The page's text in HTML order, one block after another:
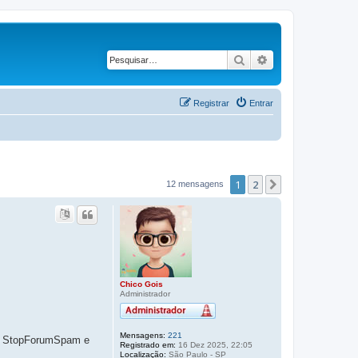
Pesquisar
Entrar
Registrar
12 mensagens 1 2
Chico Gois
Administrador
Mensagens: 221
Registrado em: 16 Dez 2025, 22:05
Localização: São Paulo - SP
e